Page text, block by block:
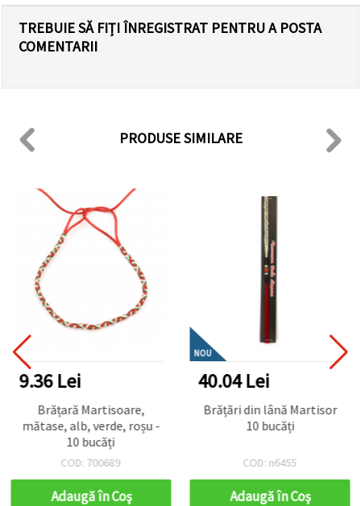
TREBUIE SĂ FIȚI ÎNREGISTRAT PENTRU A POSTA
COMENTARII
PRODUSE SIMILARE
9.36 Lei
Brățară Martisoare,
mătase, alb, verde, roșu -
10 bucăți
COD: 700689
Adaugă în Coş
NOU
40.04 Lei
Brățări din lână Martisor
10 bucăți
COD: n6455
Adaugă în Coş